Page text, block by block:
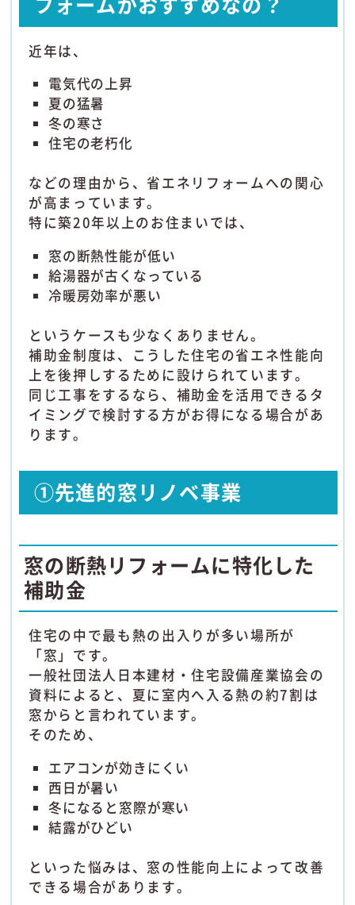
近年は、
電気代の上昇
夏の猛暑
冬の寒さ
住宅の老朽化
などの理由から、省エネリフォームへの関心
が高まっています。
特に築20年以上のお住まいでは、
窓の断熱性能が低い
給湯器が古くなっている
冷暖房効率が悪い
というケースも少なくありません。
補助金制度は、こうした住宅の省エネ性能向
上を後押しするために設けられています。
同じ工事をするなら、補助金を活用できるタ
イミングで検討する方がお得になる場合があ
ります。
①先進的窓リノベ事業
窓の断熱リフォームに特化した
補助金
住宅の中で最も熱の出入りが多い場所が
「窓」です。
一般社団法人日本建材・住宅設備産業協会の
資料によると、夏に室内へ入る熱の約7割は
窓からと言われています。
そのため、
エアコンが効きにくい
西日が暑い
冬になると窓際が寒い
結露がひどい
といった悩みは、窓の性能向上によって改善
できる場合があります。